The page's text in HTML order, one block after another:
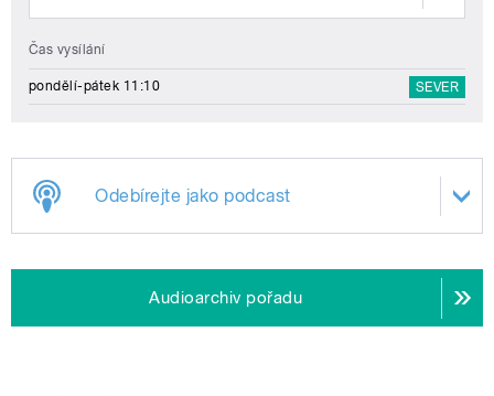
Čas vysílání
pondělí-pátek 11:10 SEVER
Odebírejte jako podcast
Audioarchiv pořadu